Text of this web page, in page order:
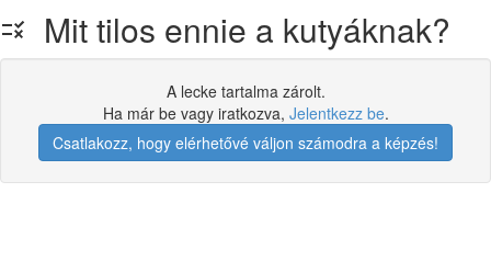
Mit tilos ennie a kutyáknak?
A lecke tartalma zárolt.
Ha már be vagy iratkozva, Jelentkezz be.
Csatlakozz, hogy elérhetővé váljon számodra a képzés!